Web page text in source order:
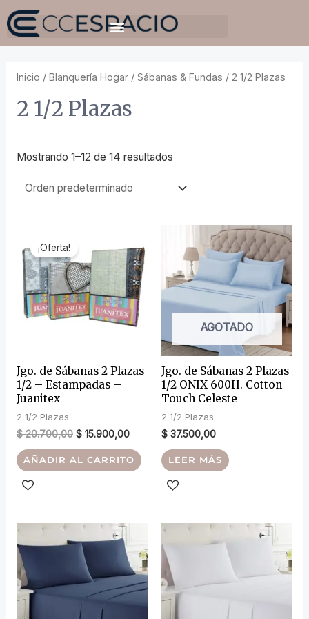
Inicio / Blanquería Hogar/ Sábanas & Fundas / 2 1/2 Plazas
2 1/2 Plazas
Mostrando 1–12 de 14 resultados
¡Oferta!
Jgo. de Sábanas 2 Plazas
1/2 – Estampadas –
Juanitex
2 1/2 Plazas
$20.700,00 $15.900,00
AÑADIR AL CARRITO
AGOTADO
Jgo. de Sábanas 2 Plazas
1/2 ONIX 600H. Cotton
Touch Celeste
2 1/2 Plazas
$ 37.500,00
LEER MÁS